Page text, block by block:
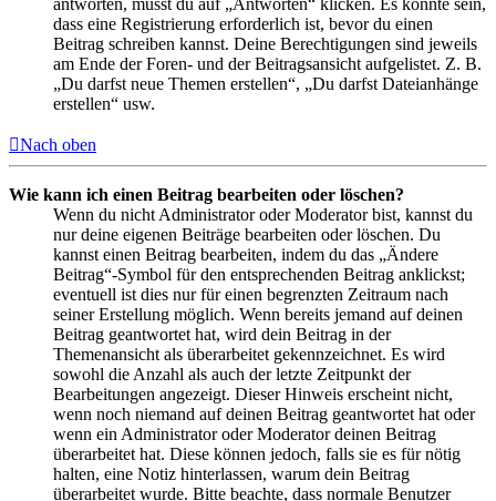
dass eine Registrierung erforderlich ist, bevor du einen
Beitrag schreiben kannst. Deine Berechtigungen sind jeweils
am Ende der Foren- und der Beitragsansicht aufgelistet. Z. B.
„Du darfst neue Themen erstellen“, „Du darfst Dateianhänge
erstellen“ usw.
Nach oben
Wie kann ich einen Beitrag bearbeiten oder löschen?
Wenn du nicht Administrator oder Moderator bist, kannst du
nur deine eigenen Beiträge bearbeiten oder löschen. Du
kannst einen Beitrag bearbeiten, indem du das „Ändere
Beitrag“-Symbol für den entsprechenden Beitrag anklickst;
eventuell ist dies nur für einen begrenzten Zeitraum nach
seiner Erstellung möglich. Wenn bereits jemand auf deinen
Beitrag geantwortet hat, wird dein Beitrag in der
Themenansicht als überarbeitet gekennzeichnet. Es wird
sowohl die Anzahl als auch der letzte Zeitpunkt der
Bearbeitungen angezeigt. Dieser Hinweis erscheint nicht,
wenn noch niemand auf deinen Beitrag geantwortet hat oder
wenn ein Administrator oder Moderator deinen Beitrag
überarbeitet hat. Diese können jedoch, falls sie es für nötig
halten, eine Notiz hinterlassen, warum dein Beitrag
überarbeitet wurde. Bitte beachte, dass normale Benutzer